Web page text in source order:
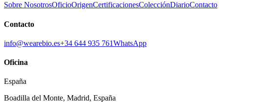
Sobre NosotrosOficioOrigenCertificacionesColecciónDiarioContacto
Contacto
info@wearebio.es+34 644 935 761WhatsApp
Oficina
España
Boadilla del Monte, Madrid, España